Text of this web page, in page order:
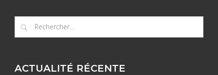
ACTUALITÉ RÉCENTE